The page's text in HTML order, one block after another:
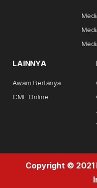
LAINNYA
Awam Bertanya
CME Online
Copyright © 2021